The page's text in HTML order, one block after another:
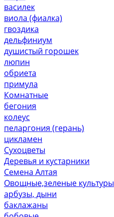
василек
виола (фиалка)
гвоздика
дельфиниум
душистый горошек
люпин
обриета
примула
Комнатные
бегония
колеус
пеларгония (герань)
цикламен
Сухоцветы
Деревья и кустарники
Семена Алтая
Овощные,зеленые культуры
арбузы, дыни
баклажаны